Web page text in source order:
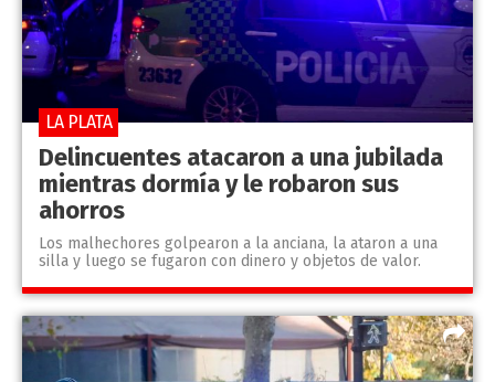
Delincuentes atacaron a una jubilada
mientras dormía y le robaron sus
ahorros
Los malhechores golpearon a la anciana, la ataron a una
silla y luego se fugaron con dinero y objetos de valor.
LA PLATA